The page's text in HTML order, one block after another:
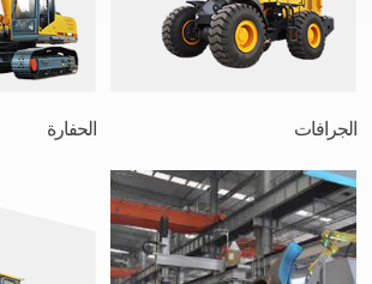
الجرافات الحفارة